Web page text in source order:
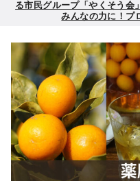
る市民グループ「やくそう
みんなの力に！